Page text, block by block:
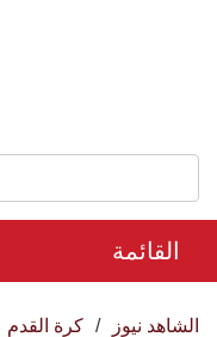
القائمة
الشاهد نيوز
كرة القدم